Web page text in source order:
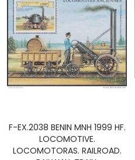
AÑADIR AL CARRITO
F-EX.2038 BENIN MNH 1999 HF.
LOCOMOTIVE.
LOCOMOTORAS. RAILROAD.